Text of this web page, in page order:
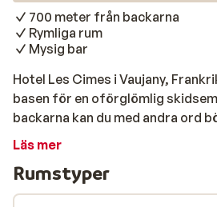
700 meter från backarna
Rymliga rum
Mysig bar
Hotel Les Cimes i Vaujany,
basen för en oförglömlig
backarna kan du med andra ord
snowboard direkt. De rymliga
Njut av utsökt fransk mat i
dag i backarna kan du umgås
Läs mer
Rumstyper